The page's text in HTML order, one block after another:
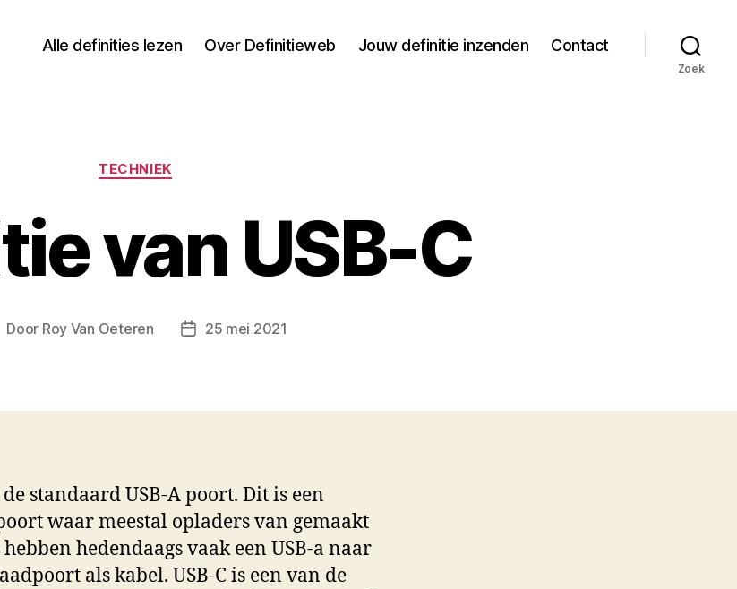
Alle definities lezen Over Definitieweb Jouw definitie inzenden Contact
Zoek
Categorieën
TECHNIEK
van USB-C
Door Roy Van Oeteren Berichtdatum
25 mei 2021
standaard USB-A poort. Dit is een
waar meestal opladers van gemaakt
hedendaags vaak een USB-a naar
als kabel. USB-C is een van de